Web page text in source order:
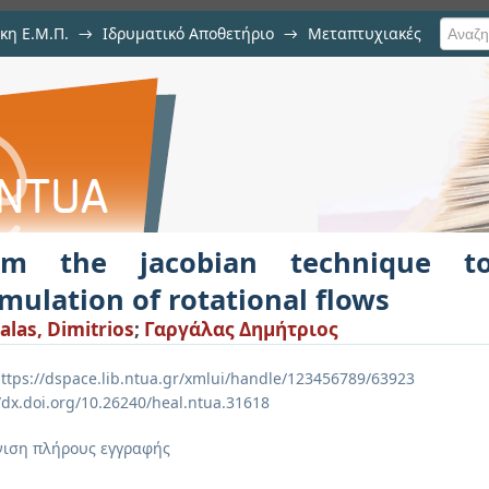
Ε.Μ.Π. → Ιδρυματικό Αποθετήριο → Μεταπτυχιακές
to the variational
the jacobian technique
of rotational flows
Dimitrios; Γαργάλας Δημήτριος
dspace.lib.ntua.gr/xmlui/handle/123456789/63923
10.26240/heal.ntua.31618
πλήρους εγγραφής